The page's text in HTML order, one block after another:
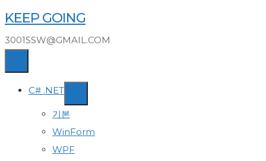
Skip
content
KEEP GOING
3001SSW@GMAIL.COM
C# .NET
기본
WinForm
WPF